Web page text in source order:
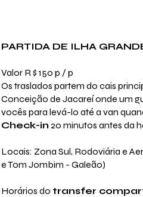
PARTIDA DE ILHA
Valor R $ 150 p / p
Os traslados partem do cais
Conceição de Jacareí onde um
vocês para levá-lo até a van
Check-in 20 minutos antes da
Locais: Zona Sul, Rodoviária e
e Tom Jombim - Galeão)
Horários do transfer